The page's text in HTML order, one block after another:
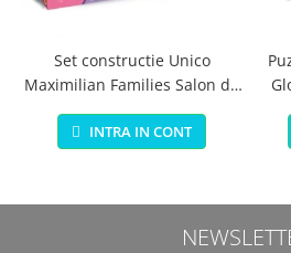
Set constructie Unico
Maximilian Families Salon de
infrumusetare 80 piese
INTRA IN CONT